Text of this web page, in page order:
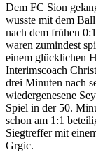
Dem FC Sion
wusste mit dem
nach dem frühen
waren zumindest
einem glücklichen
Interimscoach
drei Minuten nach
wiedergenesene
Spiel in der 50.
schon am 1:1
Siegtreffer mit
Grgic.